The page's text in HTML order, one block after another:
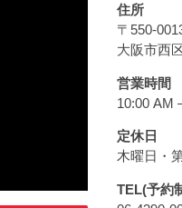
住所
〒550-
大阪市西
営業時間
10:00 AM
定休日
木曜日・
TEL(予約